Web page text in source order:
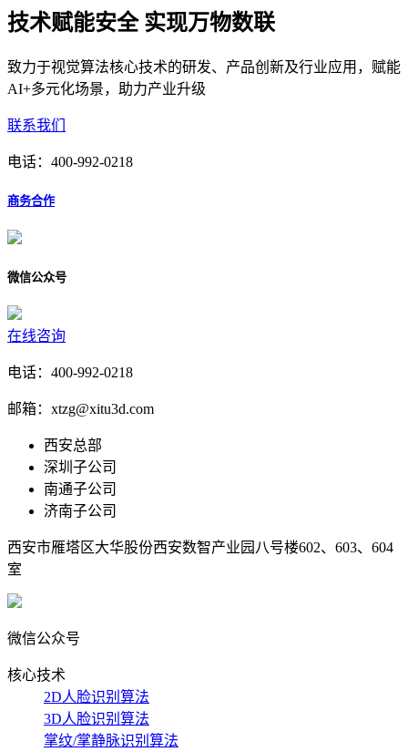
技术赋能安全 实现万物数联
致力于视觉算法核心技术的研发、产品创新及行业应用，赋能
AI+多元化场景，助力产业升级
联系我们
电话： 400-992-0218
商务合作
微信公众号
在线咨询
电话：400-992-0218
邮箱：xtzg@xitu3d.com
西安总部
深圳子公司
南通子公司
济南子公司
西安市雁塔区大华股份西安数智产业园八号楼602、603、604
室
微信公众号
核心技术
2D人脸识别算法
3D人脸识别算法
掌纹/掌静脉识别算法